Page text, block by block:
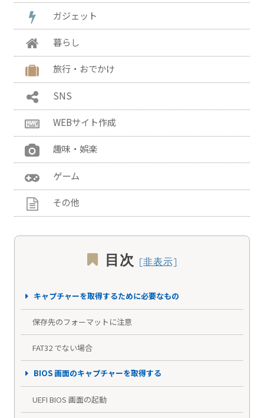
ガジェット
暮らし
旅行・おでかけ
SNS
WEBサイト作成
趣味・娯楽
ゲーム
その他
目次
キャプチャーを取得するために必要なもの
保存先のフォーマットに注意
FAT32 でない場合
BIOS 画面のキャプチャーを取得する
UEFI BIOS 画面の起動